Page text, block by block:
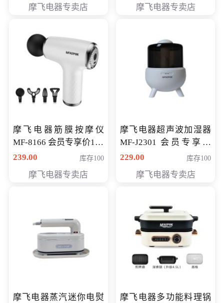
摩飞电器专卖店 摩飞电器专卖店
摩飞电器筋膜按摩仪
MF-8166 会员专享价168
元
239.00 库存100
摩飞电器专卖店
摩飞电器超声波加湿器
MF-J2301 会员专享价
168元
229.00 库存100
摩飞电器专卖店
摩飞电器蒸汽迷你电熨
摩飞电器多功能料理锅